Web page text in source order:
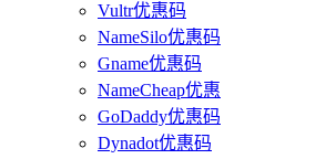
Vultr优惠码
NameSilo优惠码
Gname优惠码
NameCheap优惠
GoDaddy优惠码
Dynadot优惠码